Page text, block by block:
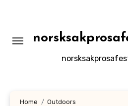
Home
Outdoors